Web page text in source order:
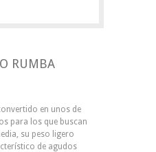
RUMBA
en unos de
para los que buscan
su peso ligero
de agudos